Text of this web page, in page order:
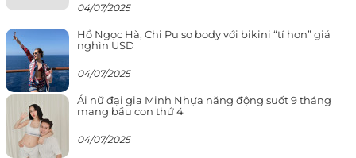
04/07/2025
Hồ Ngọc Hà, Chi Pu so body với bikini “tí hon” giá
nghìn USD
04/07/2025
Ái nữ đại gia Minh Nhựa năng động suốt 9 tháng
mang bầu con thứ 4
04/07/2025